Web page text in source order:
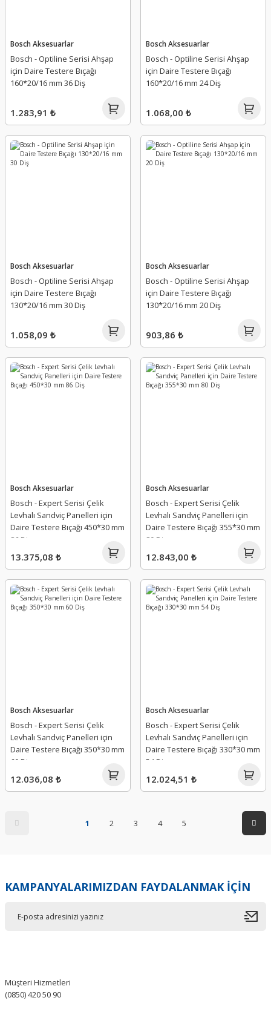
Bosch Aksesuarlar
Bosch - Optiline Serisi Ahşap
için Daire Testere Bıçağı
160*20/16 mm 36 Diş
1.283,91 ₺
Bosch Aksesuarlar
Bosch - Optiline Serisi Ahşap
için Daire Testere Bıçağı
160*20/16 mm 24 Diş
1.068,00 ₺
Bosch Aksesuarlar
Bosch - Optiline Serisi Ahşap
için Daire Testere Bıçağı
130*20/16 mm 30 Diş
1.058,09 ₺
Bosch Aksesuarlar
Bosch - Optiline Serisi Ahşap
için Daire Testere Bıçağı
130*20/16 mm 20 Diş
903,86 ₺
Bosch Aksesuarlar
Bosch - Expert Serisi Çelik
Levhalı Sandviç Panelleri için
Daire Testere Bıçağı 450*30 mm
86 Diş
13.375,08 ₺
Bosch Aksesuarlar
Bosch - Expert Serisi Çelik
Levhalı Sandviç Panelleri için
Daire Testere Bıçağı 355*30 mm
80 Diş
12.843,00 ₺
Bosch Aksesuarlar
Bosch - Expert Serisi Çelik
Levhalı Sandviç Panelleri için
Daire Testere Bıçağı 350*30 mm
60 Diş
12.036,08 ₺
Bosch Aksesuarlar
Bosch - Expert Serisi Çelik
Levhalı Sandviç Panelleri için
Daire Testere Bıçağı 330*30 mm
54 Diş
12.024,51 ₺
1 2 3 4 5
KAMPANYALARIMIZDAN FAYDALANMAK İÇİN
Müşteri Hizmetleri
(0850) 420 50 90